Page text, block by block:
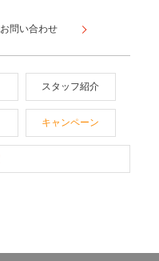
お問い合わせ
スタッフ紹介
キャンペーン